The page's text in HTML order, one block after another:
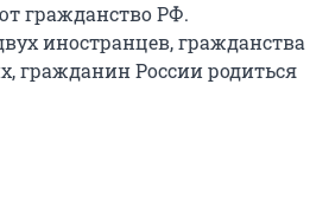
гражданство РФ.
иностранцев, гражданства
гражданин России родиться